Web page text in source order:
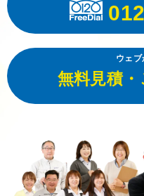
ウェブ
無料見積